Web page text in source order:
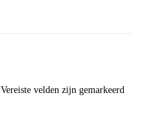
Vereiste velden zijn gemarkeerd